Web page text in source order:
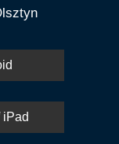
iPad